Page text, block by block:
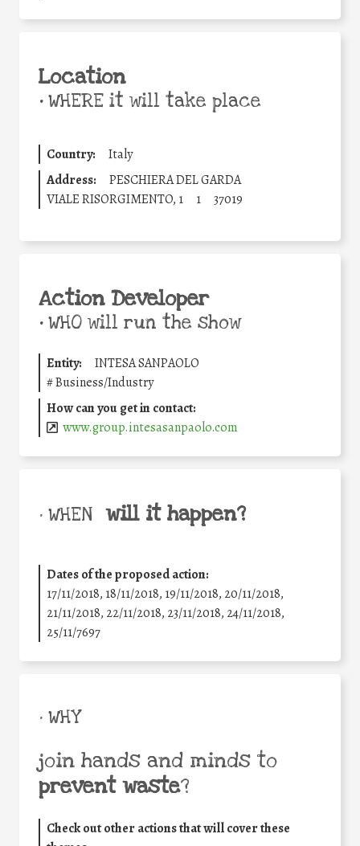
Location
•WHERE it will take place
Country:
Italy
Address:
PESCHIERA DEL GARDA
VIALE RISORGIMENTO, 1
1 37019
Action Developer
•WHO will run the show
Entity:
INTESA SANPAOLO
#Business/Industry
How can you get in contact:
www.group.intesasanpaolo.com
• WHEN will it happen?
Dates of the proposed action:
17/11/2018, 18/11/2018, 19/11/2018, 20/11/2018,
21/11/2018, 22/11/2018, 23/11/2018, 24/11/2018,
25/11/7697
• WHY
join hands and minds to
prevent waste?
Check out other actions that will cover these